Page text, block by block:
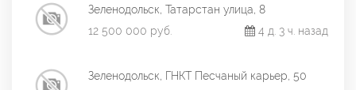
Зеленодольск, Татарстан улица, 8
12 500 000 руб.
4 д. 3 ч. назад
Зеленодольск, ГНКТ Песчаный карьер, 50